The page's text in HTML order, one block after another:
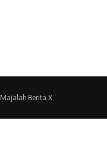
Majalah Berita X